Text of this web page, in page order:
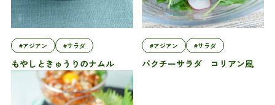
#アジアン #サラダ
もやしときゅうりのナムル
#アジアン #サラダ
パクチーサラダ コリアン風